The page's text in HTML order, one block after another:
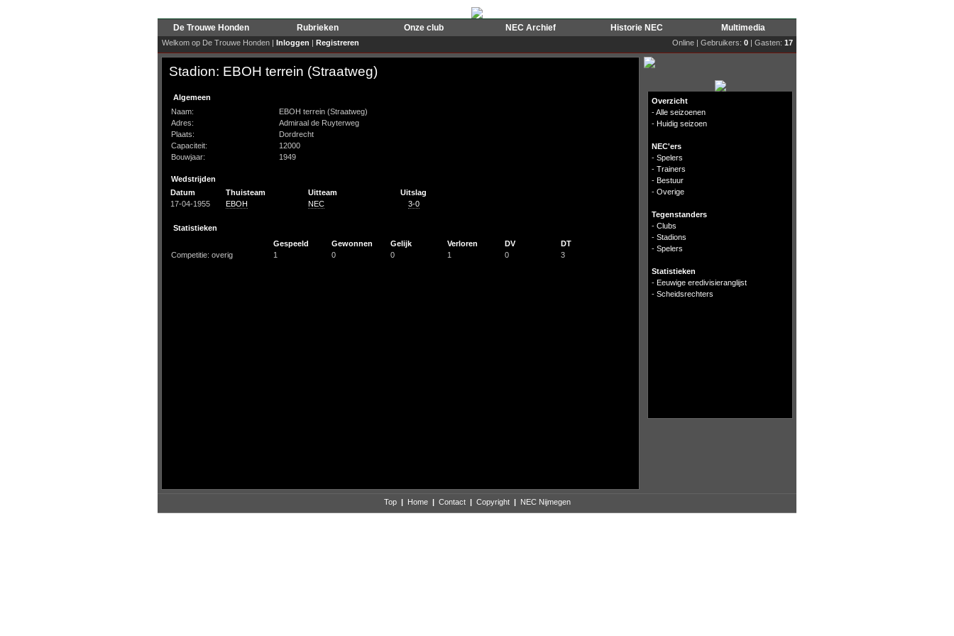
De Trouwe Honden Rubrieken Onze club NEC Archief Historie NEC Multimedia
Welkom op De Trouwe Honden | Inloggen | Registreren Online | Gebruikers: 0 | Gasten: 17
Stadion: EBOH terrein (Straatweg)
Algemeen
Naam:
EBOH terrein (Straatweg)
Adres:
Admiraal de Ruyterweg
Plaats:
Dordrecht
Capaciteit:
12000
Bouwjaar:
1949
Wedstrijden
Datum
Thuisteam Uitteam
Uitslag
17-04-1955
EBOH NEC 3-0
Statistieken
Gespeeld
Gewonnen Gelijk Verloren DV
DT
Competitie: overig
1 0 0 1 0 3
Overzicht
-Alle seizoenen
- Huidig seizoen
NEC'ers
- Spelers
- Trainers
- Bestuur
- Overige
Tegenstanders
- Clubs
- Stadions
- Spelers
Statistieken
- Eeuwige eredivisieranglijst
- Scheidsrechters
Top | Home | Contact | Copyright | NEC Nijmegen